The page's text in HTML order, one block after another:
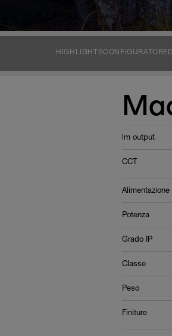
HIGHLIGHTSCONFIGURATORE
lm output
CCT
Alimentazione
Potenza
Grado IP
Classe
Peso
Finiture